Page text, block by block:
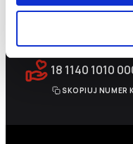
KRS
18 1140 1010
SKOPIUJ NUMER